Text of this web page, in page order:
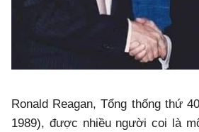
Ronald Reagan, Tổng thống thứ
1989), được nhiều người coi là